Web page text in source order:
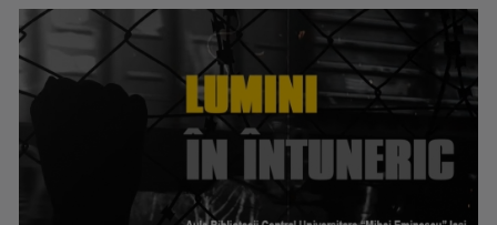
ÎNTÂLNIRI ADMIRABILE
Talk-show moderat de scriitorul și profesorul ...
Primul interviu l-a luat când avea doar 11 ani ...